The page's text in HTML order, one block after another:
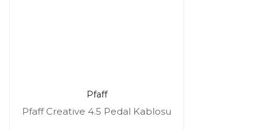
Pfaff
Pfaff Creative 4.5 Pedal Kablosu